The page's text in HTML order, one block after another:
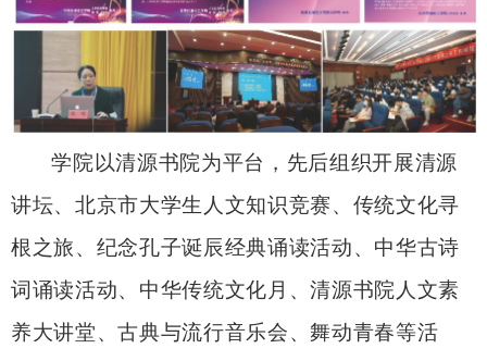
学院以清源书院为平台，先后组织开展清源
讲坛、北京市大学生人文知识竞赛、传统文化寻
根之旅、纪念孔子诞辰经典诵读活动、中华古诗
词诵读活动、中华传统文化月、清源书院人文素
养大讲堂、古典与流行音乐会、舞动青春等活